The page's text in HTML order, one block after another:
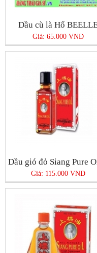
Dầu cù là Hổ
Giá: 65.000 VNĐ
Giá: 115.000 VNĐ